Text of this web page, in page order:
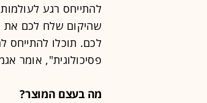
להתייחס רגע
שהיקום שלח לכם את
לכם. תוכלו
פסיכולוגית", אומר
מה בעצם המוצר?